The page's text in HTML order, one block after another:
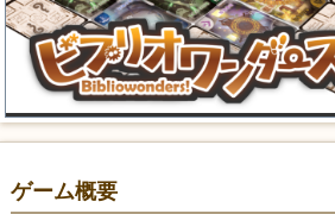
ゲーム概要